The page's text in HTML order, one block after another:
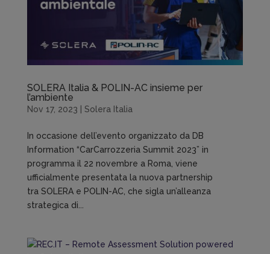
SOLERA Italia & POLIN-AC insieme per
l’ambiente
Nov 17, 2023 Solera Italia
In occasione dell’evento organizzato da DB
Information “CarCarrozzeria Summit 2023” in
programma il 22 novembre a Roma, viene
ufficialmente presentata la nuova partnership
tra SOLERA e POLIN-AC, che sigla un’alleanza
strategica di...